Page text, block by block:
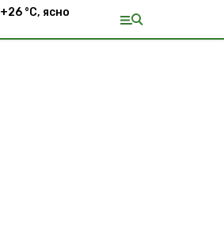
+26 °С, ясно